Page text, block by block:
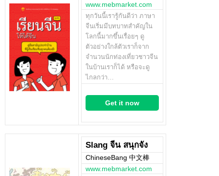
www.mebmarket.com
ทุกวันนี้เรารู้กันดีว่า ภาษา
จีนเริ่มมีบทบาทสำคัญใน
โลกนี้มากขึ้นเรื่อยๆ ดู
ตัวอย่างใกล้ตัวเราก็จาก
จำนวนนักท่องเที่ยวชาวจีน
ในบ้านเราก็ได้ หรือจะดู
ไกลกว่า…
Get it now
Slang จีน สนุกจัง
ChineseBang 中文棒
www.mebmarket.com